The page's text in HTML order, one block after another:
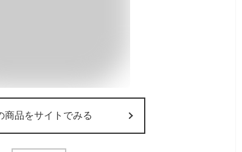
商品をサイトでみる